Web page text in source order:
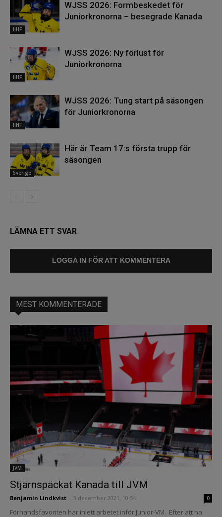
IIHF
WJSS 2026: Formbeskedet för
Juniorkronorna – besegrade Kanada
IIHF
WJSS 2026: Ny förlust för
Juniorkronorna
IIHF
WJSS 2026: Tung start på säsongen
för Juniorkronorna
Sverige
Här är Team 17:s första trupp för
säsongen
LÄMNA ETT SVAR
LOGGA IN FÖR ATT KOMMENTERA
MEST KOMMENTERADE
JVM
Stjärnspäckat Kanada till JVM
Benjamin Lindkvist 3 december 2021, 10:54 0
Förhandsfavoriten har inlett arbetet inför Junior-VM. Efter att ha